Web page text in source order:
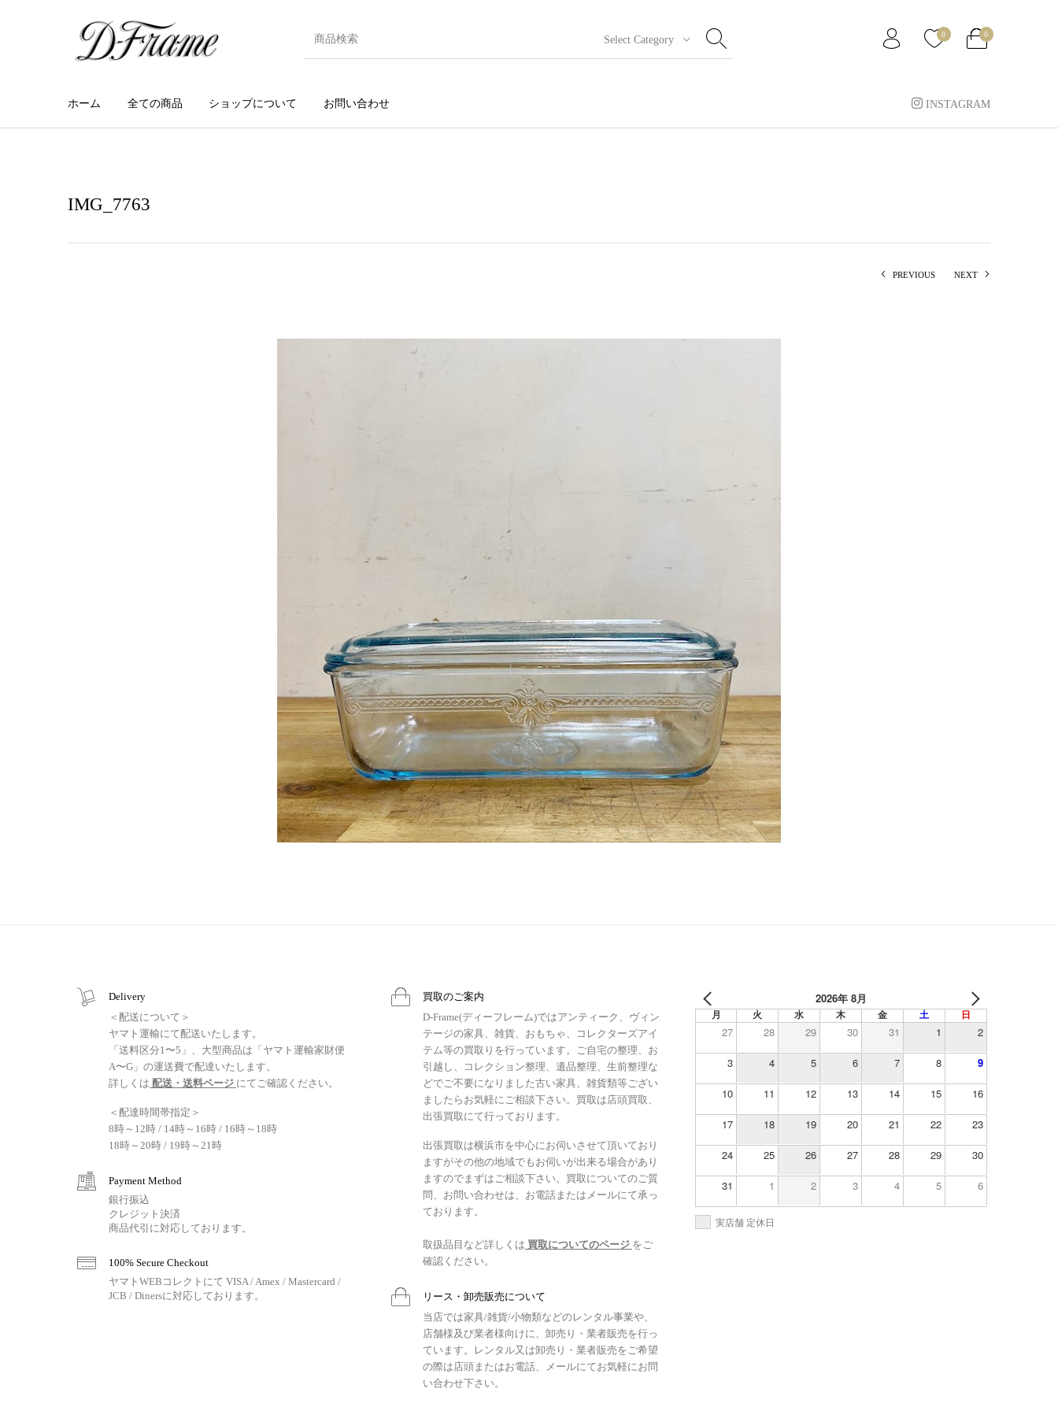
Select Category 0 0
ホーム 全ての商品 ショップについて お問い合わせ INSTAGRAM
IMG_7763
PREVIOUS NEXT
Delivery
＜配送について＞
ヤマト運輸にて配送いたします。
「送料区分1〜5」、大型商品は「ヤマト運輸家財便
A〜G」の運送費で配達いたします。
詳しくは 配送・送料ページ にてご確認ください。
＜配達時間帯指定＞
8時～12時 / 14時～16時 / 16時～18時
18時～20時 / 19時～21時
Payment Method
銀行振込
クレジット決済
商品代引に対応しております。
100% Secure Checkout
ヤマトWEBコレクトにて VISA / Amex / Mastercard /
JCB / Dinersに対応しております。
買取のご案内
D-Frame(ディーフレーム)ではアンティーク、ヴィン
テージの家具、雑貨、おもちゃ、コレクターズアイ
テム等の買取りを行っています。ご自宅の整理、お
引越し、コレクション整理、遺品整理、生前整理な
どでご不要になりました古い家具、雑貨類等ござい
ましたらお気軽にご相談下さい。買取は店頭買取、
出張買取にて行っております。
出張買取は横浜市を中心にお伺いさせて頂いており
ますがその他の地域でもお伺いが出来る場合があり
ますのでまずはご相談下さい。買取についてのご質
問、お問い合わせは、お電話またはメールにて承っ
ております。
取扱品目など詳しくは 買取についてのページ をご
確認ください。
リース・卸売販売について
当店では家具/雑貨/小物類などのレンタル事業や、
店舗様及び業者様向けに、卸売り・業者販売を行っ
ています。レンタル又は卸売り・業者販売をご希望
の際は店頭またはお電話、メールにてお気軽にお問
い合わせ下さい。
2026年 8月
月 火 水 木 金 土 日
27 28 29 30 31 1 2
3 4 5 6 7 8 9
10 11 12 13 14 15 16
17 18 19 20 21 22 23
24 25 26 27 28 29 30
31 1 2 3 4 5 6
実店舗 定休日